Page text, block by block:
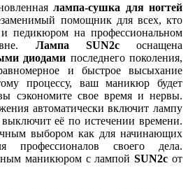
лампа-сушка для ногтей
помощник для всех, кто
педикюром на профессиональном
Лампа SUN2cоснащена
диодами последнего поколения,
и быстрое высыхание
процессу, ваш маникюр будет
сэкономите свое время и нервы.
автоматически включит лампу
её по истечении времени.
выбором как для начинающих
своего дела.
маникюром с лампойSUN2c от